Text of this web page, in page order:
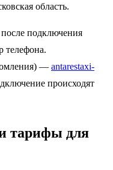
область.
подключения
телефона.
— antarestaxi-
происходят
тарифы для